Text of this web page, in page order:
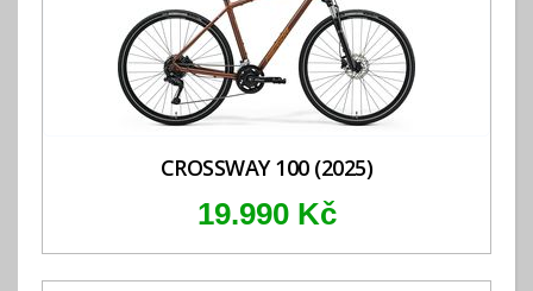
CROSSWAY 100 (2025)
19.990 Kč